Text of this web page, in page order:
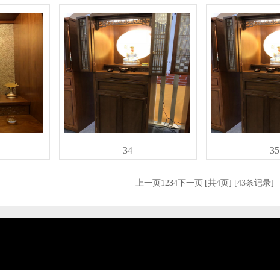
34 35
上一页 1234下一页 [共4页] [43条记录]